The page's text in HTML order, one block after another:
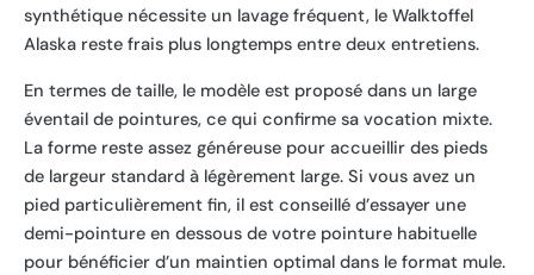
synthétique nécessite un lavage fréquent, le Walktoffel
Alaska reste frais plus longtemps entre deux entretiens.
En termes de taille, le modèle est proposé dans un large
éventail de pointures, ce qui confirme sa vocation mixte.
La forme reste assez généreuse pour accueillir des pieds
de largeur standard à légèrement large. Si vous avez un
pied particulièrement fin, il est conseillé d’essayer une
demi-pointure en dessous de votre pointure habituelle
pour bénéficier d’un maintien optimal dans le format mule.